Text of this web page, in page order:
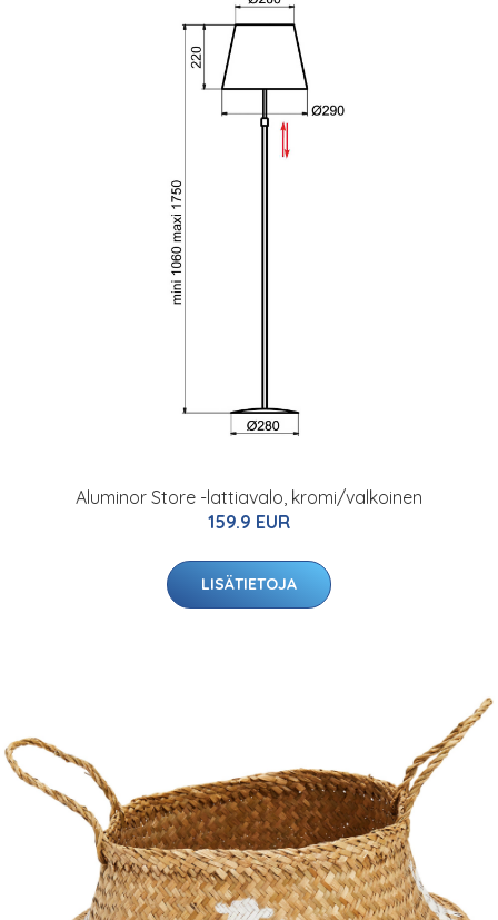
Aluminor Store -lattiavalo, kromi/valkoinen
159.9 EUR
LISÄTIETOJA